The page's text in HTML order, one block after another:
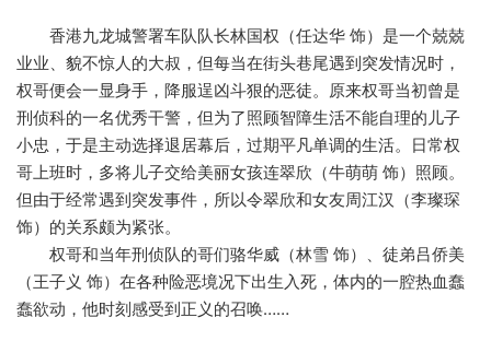
香港九龙城警署车队队长林国权（任达华 饰）是一个兢兢
业业、貌不惊人的大叔，但每当在街头巷尾遇到突发情况时，
权哥便会一显身手，降服逞凶斗狠的恶徒。原来权哥当初曾是
刑侦科的一名优秀干警，但为了照顾智障生活不能自理的儿子
小忠，于是主动选择退居幕后，过期平凡单调的生活。日常权
哥上班时，多将儿子交给美丽女孩连翠欣（牛萌萌 饰）照顾。
但由于经常遇到突发事件，所以令翠欣和女友周江汉（李璨琛
饰）的关系颇为紧张。
权哥和当年刑侦队的哥们骆华威（林雪 饰）、徒弟吕侨美
（王子义 饰）在各种险恶境况下出生入死，体内的一腔热血蠢
蠢欲动，他时刻感受到正义的召唤……